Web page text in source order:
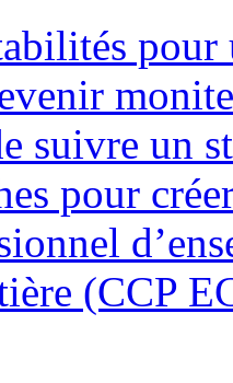
pour
suivre un
pour
(CCP